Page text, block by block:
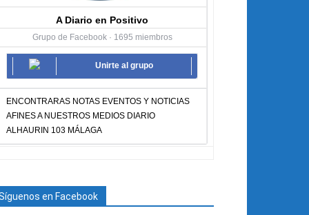
A Diario en Positivo
Grupo de Facebook · 1695 miembros
Unirte al grupo
ENCONTRARAS NOTAS EVENTOS Y NOTICIAS
AFINES A NUESTROS MEDIOS DIARIO
ALHAURIN 103 MÁLAGA
en Facebook